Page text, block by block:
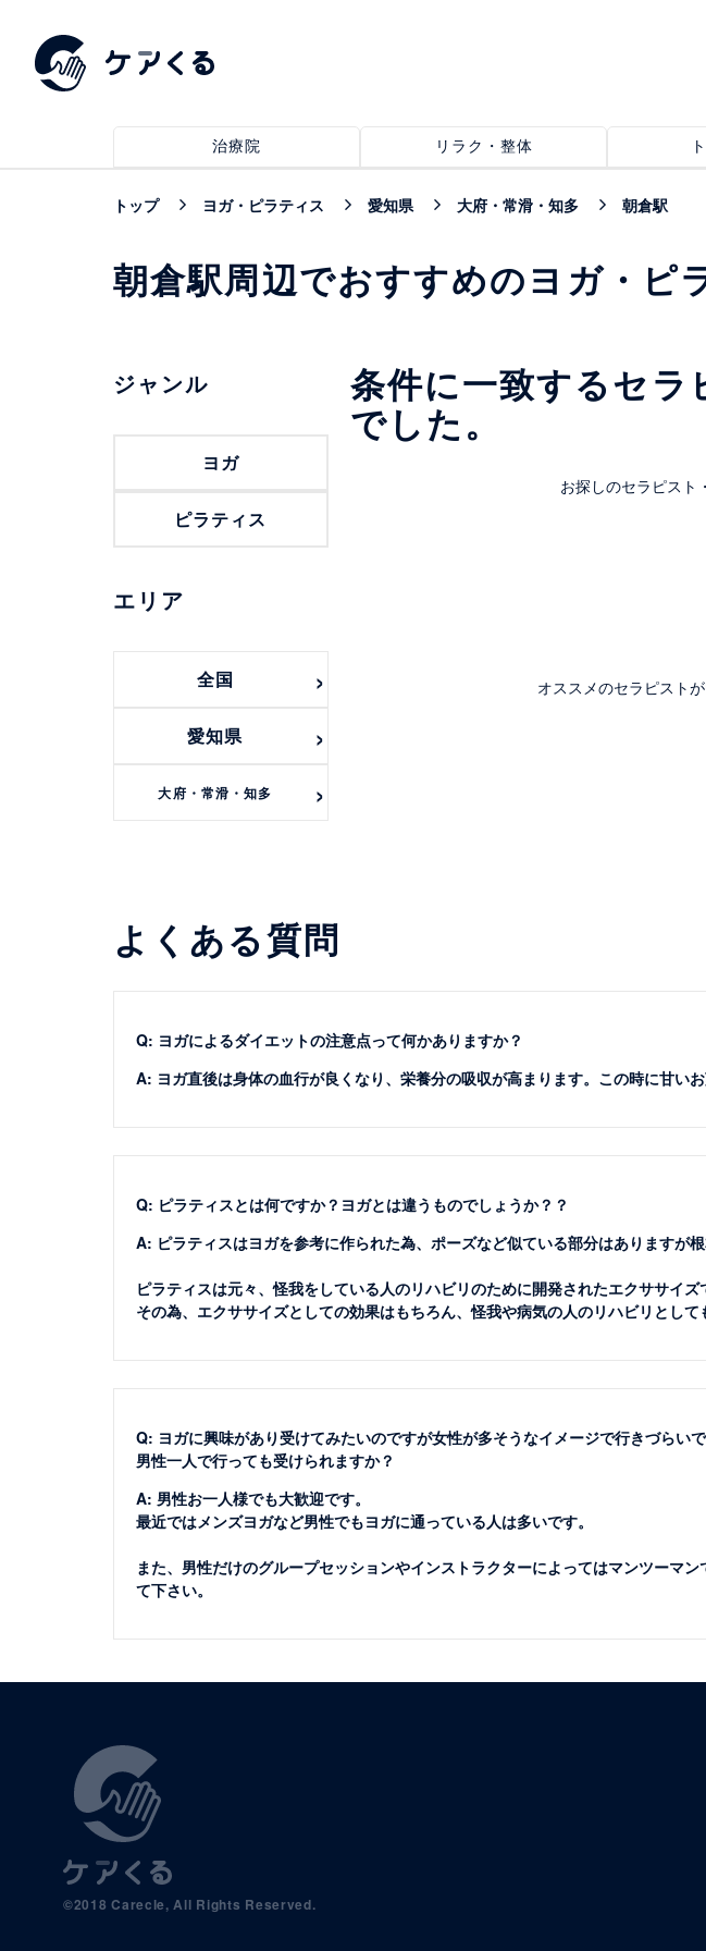
治療院 リラク・整体
トップ ヨガ・ピラティス 愛知県 大府・常滑・知多 朝倉駅
朝倉駅周辺でおすすめのヨガ・ピ
ジャンル
ヨガ
ピラティス
エリア
全国
愛知県
大府・常滑・知多
条件に一致するセ
でした。
お探しのセラピスト
オススメのセラピスト
よくある質問
Q: ヨガによるダイエットの注意点って何かありますか？
A: ヨガ直後は身体の血行が良くなり、栄養分の吸収が高まります。この時に甘い
Q: ピラティスとは何ですか？ヨガとは違うものでしょうか？？
A: ピラティスはヨガを参考に作られた為、ポーズなど似ている部分はありますが根
ピラティスは元々、怪我をしている人のリハビリのために開発されたエクササイズ
その為、エクササイズとしての効果はもちろん、怪我や病気の人のリハビリとして
Q: ヨガに興味があり受けてみたいのですが女性が多そうなイメージで行きづらいで
男性一人で行っても受けられますか？
A: 男性お一人様でも大歓迎です。
最近ではメンズヨガなど男性でもヨガに通っている人は多いです。
また、男性だけのグループセッションやインストラクターによってはマンツーマ
て下さい。
©2018 Carecle, All Rights Reserved.